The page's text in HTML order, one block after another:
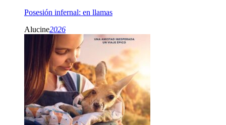
Posesión infernal: en llamas
Alucine2026